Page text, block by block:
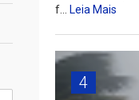
f...Leia Mais
4